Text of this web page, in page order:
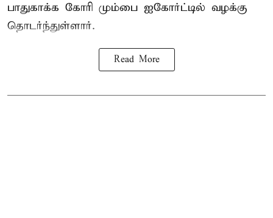
பாதுகாக்க கோரி மும்பை ஐகோர்ட்டில் வழக்கு
தொடர்ந்துள்ளார்.
Read More